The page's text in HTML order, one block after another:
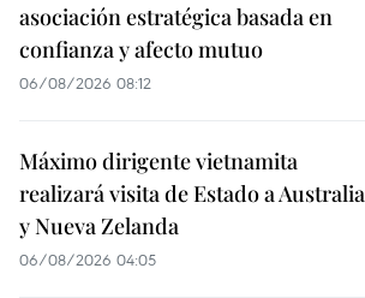
asociación estratégica basada en
confianza y afecto mutuo
06/08/2026 08:12
Máximo dirigente vietnamita
realizará visita de Estado a Australia
y Nueva Zelanda
06/08/2026 04:05